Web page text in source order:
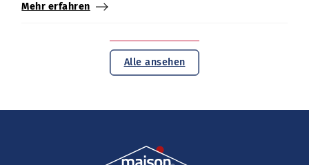
Mehr erfahren
Alle ansehen